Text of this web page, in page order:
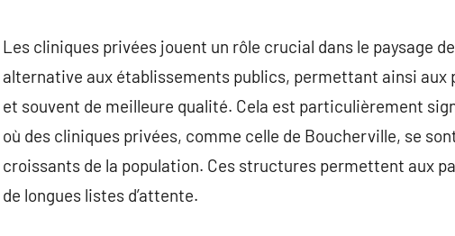
Les cliniques privées jouent un rôle crucial dans le paysage
alternative aux établissements publics, permettant ainsi
et souvent de meilleure qualité. Cela est particulièrement
où des cliniques privées, comme celle de Boucherville, se
croissants de la population. Ces structures permettent aux
de longues listes d’attente.